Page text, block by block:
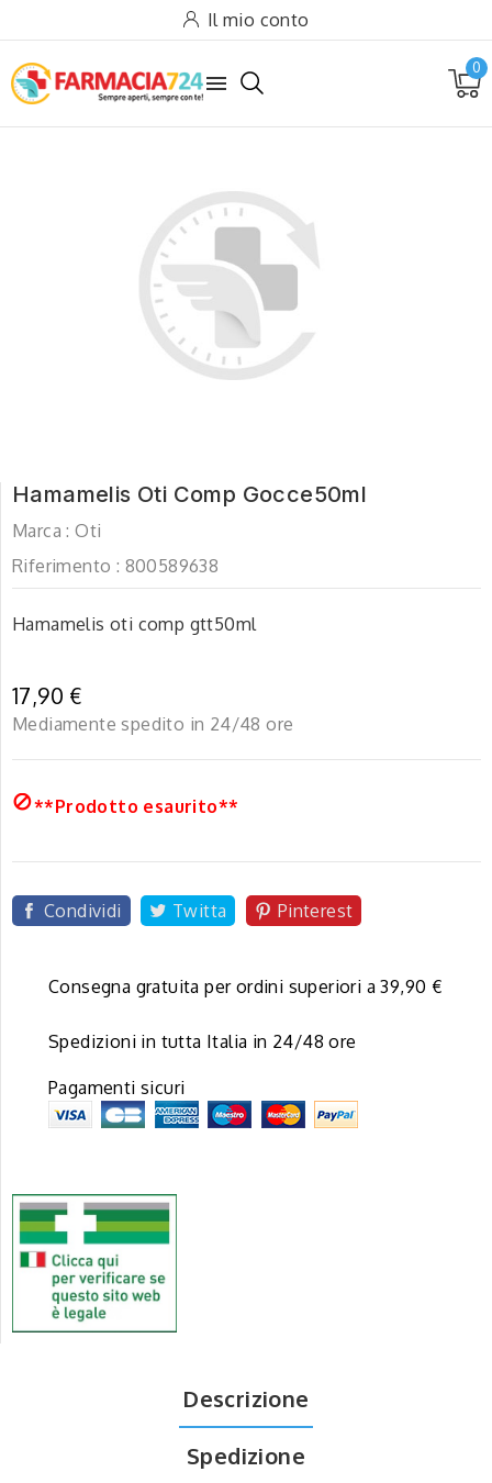
Il mio conto

0
Hamamelis Oti Comp Gocce50ml
Marca : Oti
Riferimento : 800589638
Hamamelis oti comp gtt50ml
17,90 €
Mediamente spedito in 24/48 ore
**Prodotto esaurito**
Condividi Twitta Pinterest
Consegna gratuita per ordini superiori a 39,90 €
Spedizioni in tutta Italia in 24/48 ore
Pagamenti sicuri
Descrizione
Spedizione